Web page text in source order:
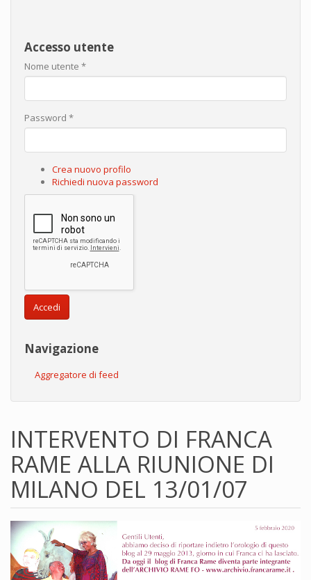
Accesso utente
Nome utente *
Password *
Crea nuovo profilo
Richiedi nuova password
Accedi
Navigazione
Aggregatore di feed
INTERVENTO DI FRANCA
RAME ALLA RIUNIONE DI
MILANO DEL 13/01/07